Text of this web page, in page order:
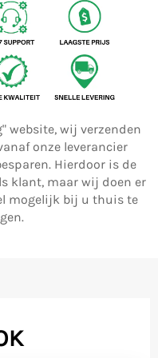
website, wij verzenden
onze leverancier
Hierdoor is de
klant, maar wij doen er
mogelijk bij u thuis te